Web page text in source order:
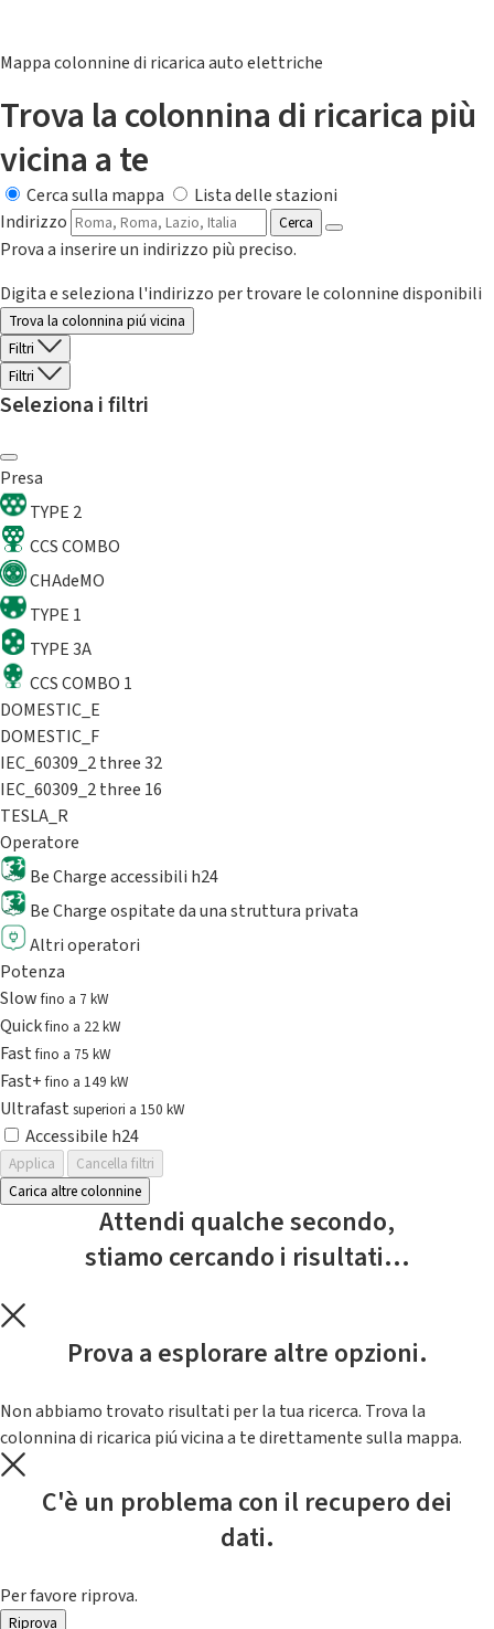
Mappa colonnine di ricarica auto elettriche
Trova la colonnina di ricarica più
vicina a te
Cerca sulla mappa
Lista delle stazioni
Indirizzo
Cerca
Prova a inserire un indirizzo più preciso.
Digita e seleziona l'indirizzo per trovare le colonnine disponibili
Trova la colonnina piú vicina
Filtri
Filtri
Seleziona i filtri
Presa
TYPE 2
CCS COMBO
CHAdeMO
TYPE 1
TYPE 3A
CCS COMBO 1
DOMESTIC_E
DOMESTIC_F
IEC_60309_2 three 32
IEC_60309_2 three 16
TESLA_R
Operatore
Be Charge accessibili h24
Be Charge ospitate da una struttura privata
Altri operatori
Potenza
Slowfino a 7 kW
Quickfino a 22 kW
Fastfino a 75 kW
Fast+fino a 149 kW
Ultrafast superiori a 150 kW
Accessibile h24
Applica
Cancella filtri
Carica altre colonnine
Attendi qualche secondo,
stiamo cercando i risultati...
Prova a esplorare altre opzioni.
Non abbiamo trovato risultati per la tua ricerca. Trova la
colonnina di ricarica piú vicina a te direttamente sulla mappa.
C'è un problema con il recupero dei
dati.
Per favore riprova.
Riprova